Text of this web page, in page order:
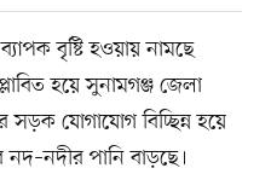
বৃষ্টি হওয়ায় নামছে
হয়ে সুনামগঞ্জ জেলা
যোগাযোগ বিচ্ছিন্ন হয়ে
পানি বাড়ছে।